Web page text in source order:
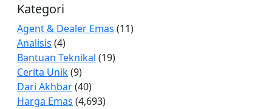
Kategori
Agent & Dealer Emas (11)
Analisis (4)
Bantuan Teknikal (19)
Cerita Unik(9)
Dari Akhbar(40)
Harga Emas (4,693)